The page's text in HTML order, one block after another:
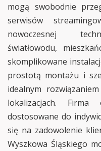
mogą swobodnie
serwisów
nowoczesnej
światłowodu,
skomplikowane
prostotą montażu i
idealnym
lokalizacjach. Firma
dostosowane do
się na zadowolenie
Wyszkowa Śląskiego